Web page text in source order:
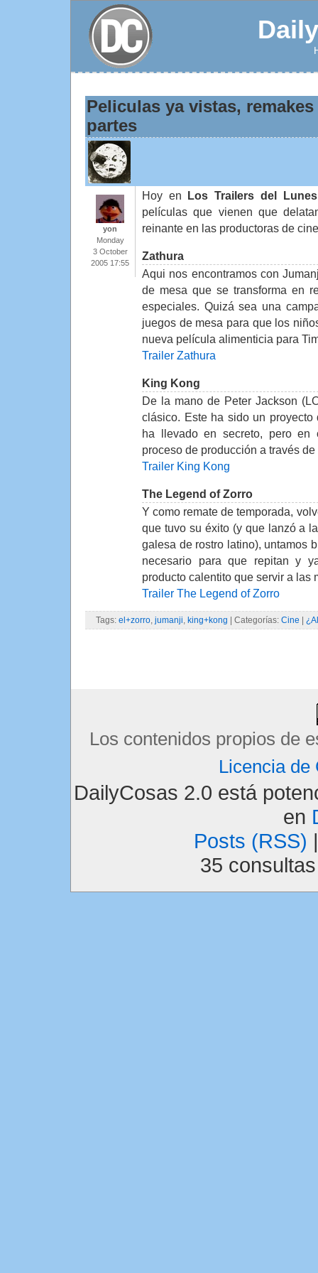
Peliculas ya vistas,
partes
yon
Monday
3 October
2005 17:55
Hoy en Los Trailers del Lunes
películas que vienen que
reinante en las productoras de
Zathura
Aqui nos encontramos con
de mesa que se transforma en
especiales. Quizá sea una
juegos de mesa para que los
nueva película alimenticia para
Trailer Zathura
King Kong
De la mano de Peter Jackson
clásico. Este ha sido un proyecto
ha llevado en secreto, pero en
proceso de producción a través
Trailer King Kong
The Legend of Zorro
Y como remate de temporada,
que tuvo su éxito (y que lanzó a
galesa de rostro latino), untamos
necesario para que repitan y
producto calentito que servir a las
Trailer The Legend of Zorro
Tags: el+zorro jumanji king+kong | Categorías: Cine |
Los contenidos propios de
Licencia de
DailyCosas 2.0 está
en
Posts (RSS)
35